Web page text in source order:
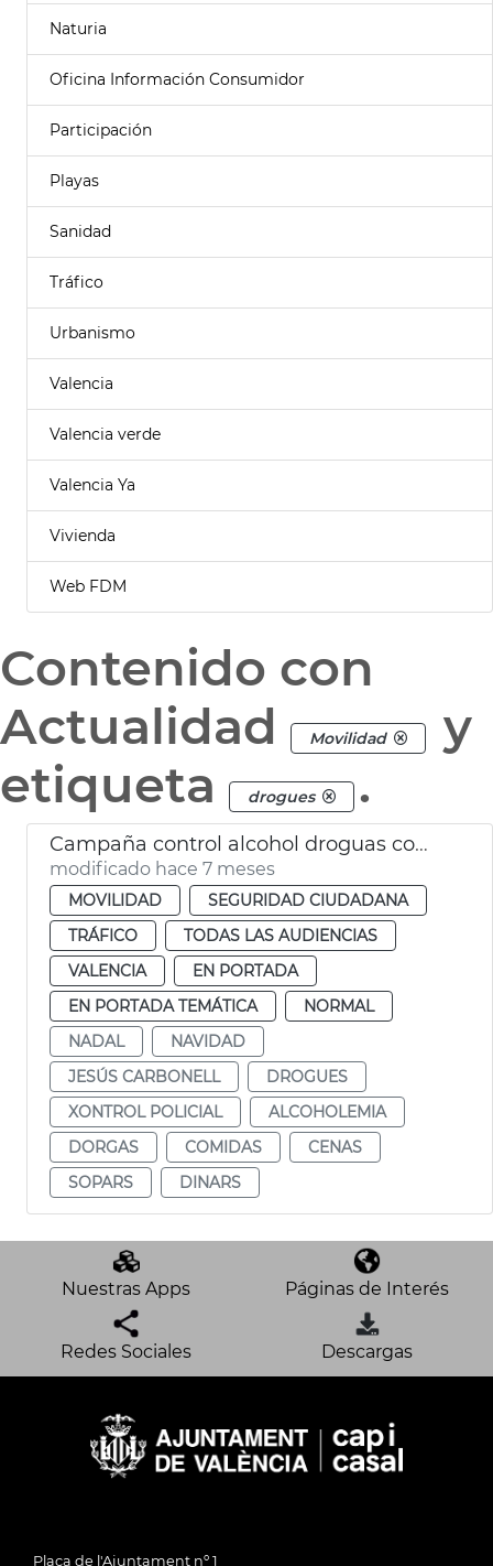
Naturia
Oficina Información Consumidor
Participación
Playas
Sanidad
Tráfico
Urbanismo
Valencia
Valencia verde
Valencia Ya
Vivienda
Web FDM
Contenido con
Actualidad
Movilidad
y
etiqueta
drogues .
Campaña control alcohol droguas comidas empresa Navidad
modificado hace 7 meses
MOVILIDAD
SEGURIDAD CIUDADANA
TRÁFICO
TODAS LAS AUDIENCIAS
VALENCIA
EN PORTADA
EN PORTADA TEMÁTICA
NORMAL
NADAL
NAVIDAD
JESÚS CARBONELL
DROGUES
XONTROL POLICIAL
ALCOHOLEMIA
DORGAS
COMIDAS
CENAS
SOPARS
DINARS
Nuestras Apps Páginas de Interés
Redes Sociales Descargas
Plaça de l'Ajuntament nº 1